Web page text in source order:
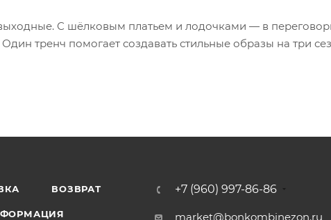
С шёлковым платьем и лодочками — в
тренч помогает создавать стильные образы на три
ВОЗВРАТ +7 (960) 997-86-86
market@bonkombinezon.ru